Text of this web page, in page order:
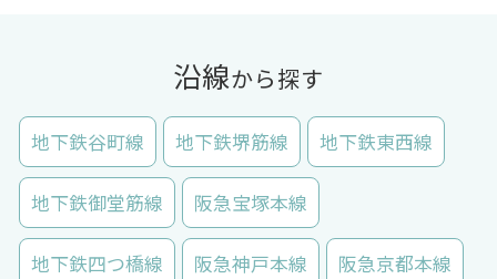
沿線から探す
地下鉄谷町線 地下鉄堺筋線 地下鉄東西線
地下鉄御堂筋線 阪急宝塚本線
地下鉄四つ橋線 阪急神戸本線 阪急京都本線